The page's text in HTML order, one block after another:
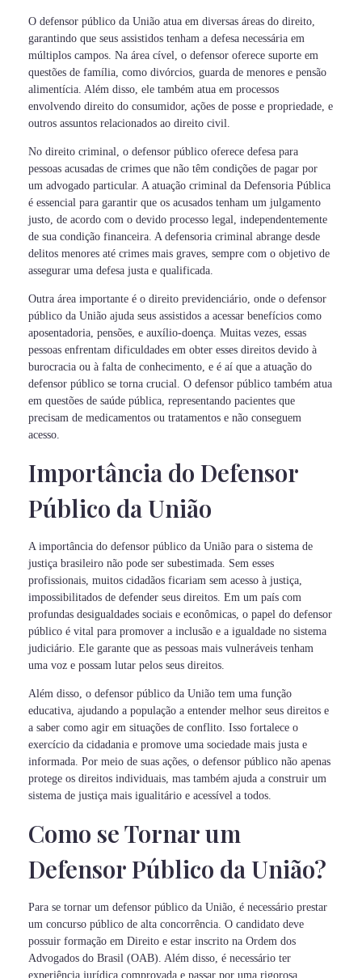
O defensor público da União atua em diversas áreas do direito,
garantindo que seus assistidos tenham a defesa necessária em
múltiplos campos. Na área cível, o defensor oferece suporte em
questões de família, como divórcios, guarda de menores e pensão
alimentícia. Além disso, ele também atua em processos
envolvendo direito do consumidor, ações de posse e propriedade, e
outros assuntos relacionados ao direito civil.
No direito criminal, o defensor público oferece defesa para
pessoas acusadas de crimes que não têm condições de pagar por
um advogado particular. A atuação criminal da Defensoria Pública
é essencial para garantir que os acusados tenham um julgamento
justo, de acordo com o devido processo legal, independentemente
de sua condição financeira. A defensoria criminal abrange desde
delitos menores até crimes mais graves, sempre com o objetivo de
assegurar uma defesa justa e qualificada.
Outra área importante é o direito previdenciário, onde o defensor
público da União ajuda seus assistidos a acessar benefícios como
aposentadoria, pensões, e auxílio-doença. Muitas vezes, essas
pessoas enfrentam dificuldades em obter esses direitos devido à
burocracia ou à falta de conhecimento, e é aí que a atuação do
defensor público se torna crucial. O defensor público também atua
em questões de saúde pública, representando pacientes que
precisam de medicamentos ou tratamentos e não conseguem
acesso.
Importância do Defensor
Público da União
A importância do defensor público da União para o sistema de
justiça brasileiro não pode ser subestimada. Sem esses
profissionais, muitos cidadãos ficariam sem acesso à justiça,
impossibilitados de defender seus direitos. Em um país com
profundas desigualdades sociais e econômicas, o papel do defensor
público é vital para promover a inclusão e a igualdade no sistema
judiciário. Ele garante que as pessoas mais vulneráveis tenham
uma voz e possam lutar pelos seus direitos.
Além disso, o defensor público da União tem uma função
educativa, ajudando a população a entender melhor seus direitos e
a saber como agir em situações de conflito. Isso fortalece o
exercício da cidadania e promove uma sociedade mais justa e
informada. Por meio de suas ações, o defensor público não apenas
protege os direitos individuais, mas também ajuda a construir um
sistema de justiça mais igualitário e acessível a todos.
Como se Tornar um
Defensor Público da União?
Para se tornar um defensor público da União, é necessário prestar
um concurso público de alta concorrência. O candidato deve
possuir formação em Direito e estar inscrito na Ordem dos
Advogados do Brasil (OAB). Além disso, é necessário ter
experiência jurídica comprovada e passar por uma rigorosa